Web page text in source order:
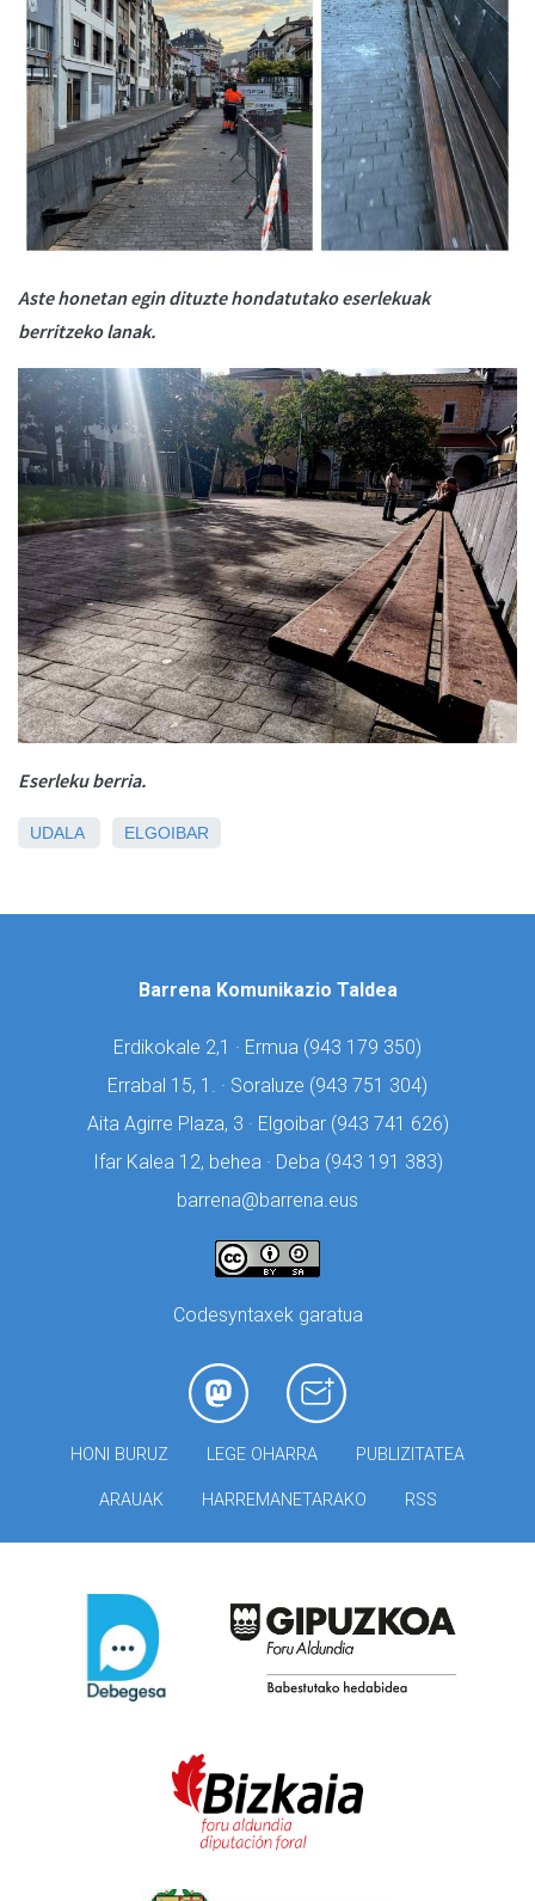
Aste honetan egin dituzte hondatutako eserlekuak
berritzeko lanak.
Eserleku berria.
UDALA ELGOIBAR
Barrena Komunikazio Taldea
Erdikokale 2,1 · Ermua (943 179 350)
Errabal 15, 1. · Soraluze (943 751 304)
Aita Agirre Plaza, 3 · Elgoibar (943 741 626)
Ifar Kalea 12, behea · Deba (943 191 383)
barrena@barrena.eus
Codesyntaxek garatua
HONI BURUZ LEGE OHARRA PUBLIZITATEA
ARAUAK HARREMANETARAKO RSS